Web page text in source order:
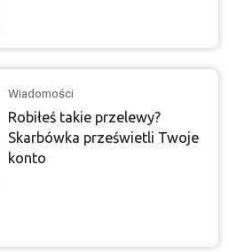
Wiadomości
Robiłeś takie przelewy?
Skarbówka prześwietli Twoje
konto